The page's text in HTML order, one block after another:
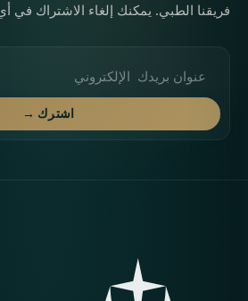
فريقنا الطبي. يمكنك إلغاء الاشتراك في
اشترك →